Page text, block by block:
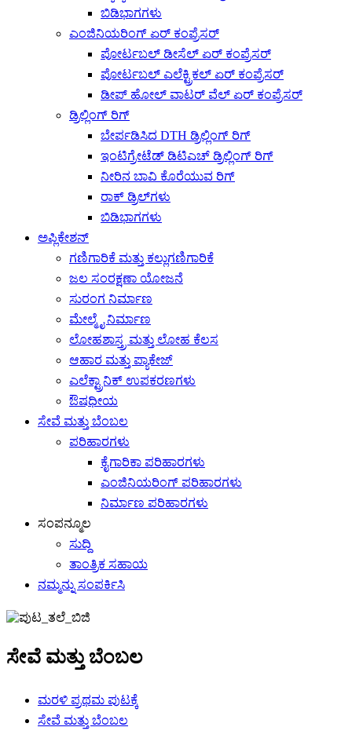
ಬಿಡಿಭಾಗಗಳು
ಎಂಜಿನಿಯರಿಂಗ್ ಏರ್ ಕಂಪ್ರೆಸರ್
ಪೋರ್ಟಬಲ್ ಡೀಸೆಲ್ ಏರ್ ಕಂಪ್ರೆಸರ್
ಪೋರ್ಟಬಲ್ ಎಲೆಕ್ಟ್ರಿಕಲ್ ಏರ್ ಕಂಪ್ರೆಸರ್
ಡೀಪ್ ಹೋಲ್ ವಾಟರ್ ವೆಲ್ ಏರ್ ಕಂಪ್ರೆಸರ್
ಡ್ರಿಲ್ಲಿಂಗ್ ರಿಗ್
ಬೇರ್ಪಡಿಸಿದ DTH ಡ್ರಿಲ್ಲಿಂಗ್ ರಿಗ್
ಇಂಟಿಗ್ರೇಟೆಡ್ ಡಿಟಿಎಚ್ ಡ್ರಿಲ್ಲಿಂಗ್ ರಿಗ್
ನೀರಿನ ಬಾವಿ ಕೊರೆಯುವ ರಿಗ್
ರಾಕ್ ಡ್ರಿಲ್‌ಗಳು
ಬಿಡಿಭಾಗಗಳು
ಅಪ್ಲಿಕೇಶನ್
ಗಣಿಗಾರಿಕೆ ಮತ್ತು ಕಲ್ಲುಗಣಿಗಾರಿಕೆ
ಜಲ ಸಂರಕ್ಷಣಾ ಯೋಜನೆ
ಸುರಂಗ ನಿರ್ಮಾಣ
ಮೇಲ್ಮೈ ನಿರ್ಮಾಣ
ಲೋಹಶಾಸ್ತ್ರ ಮತ್ತು ಲೋಹ ಕೆಲಸ
ಆಹಾರ ಮತ್ತು ಪ್ಯಾಕೇಜ್
ಎಲೆಕ್ಟ್ರಾನಿಕ್ ಉಪಕರಣಗಳು
ಔಷಧೀಯ
ಸೇವೆ ಮತ್ತು ಬೆಂಬಲ
ಪರಿಹಾರಗಳು
ಕೈಗಾರಿಕಾ ಪರಿಹಾರಗಳು
ಎಂಜಿನಿಯರಿಂಗ್ ಪರಿಹಾರಗಳು
ನಿರ್ಮಾಣ ಪರಿಹಾರಗಳು
ಸಂಪನ್ಮೂಲ
ಸುದ್ದಿ
ತಾಂತ್ರಿಕ ಸಹಾಯ
ನಮ್ಮನ್ನು ಸಂಪರ್ಕಿಸಿ
ಸೇವೆ ಮತ್ತು ಬೆಂಬಲ
ಮರಳಿ ಪ್ರಥಮ ಪುಟಕ್ಕೆ
ಸೇವೆ ಮತ್ತು ಬೆಂಬಲ